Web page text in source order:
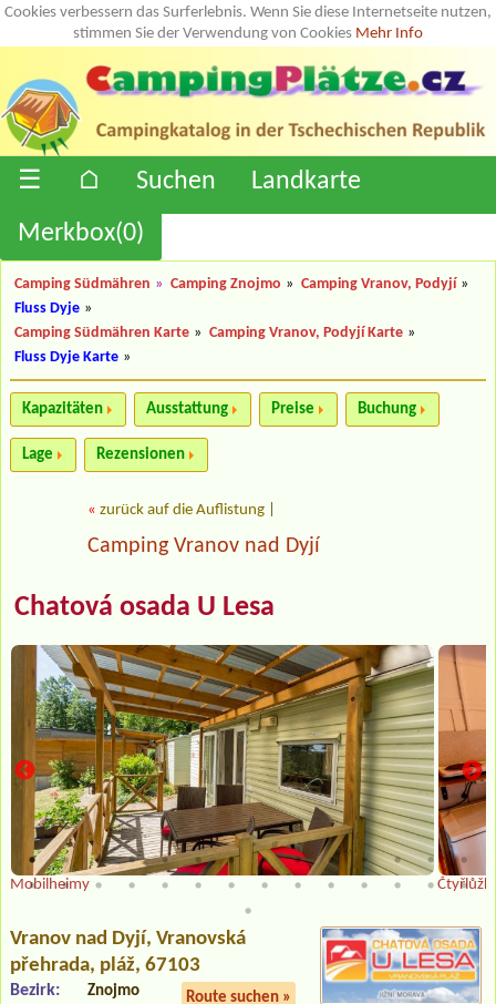
Cookies verbessern das Surferlebnis. Wenn Sie diese Internetseite nutzen,
stimmen Sie der Verwendung von Cookies Mehr Info
☰ ⌂ Suchen
Landkarte
Merkbox(0)
Camping Südmähren » Camping Znojmo » Camping Vranov, Podyjí »
Fluss Dyje »
Camping Südmähren Karte » Camping Vranov, Podyjí Karte »
Fluss Dyje Karte »
Kapazitäten Ausstattung Preise Buchung
Lage Rezensionen
« zurück auf die Auflistung
Camping Vranov nad Dyjí
Chatová osada U Lesa
Mobilheimy
Vranov nad Dyjí, Vranovská
přehrada, pláž, 67103
Route suchen »
Bezirk: Znojmo